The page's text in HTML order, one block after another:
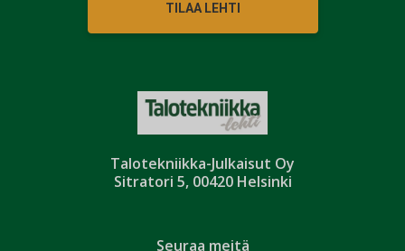
Talotekniikka-Julkaisut Oy
Sitratori 5, 00420 Helsinki
TILAA LEHTI
Seuraa meitä